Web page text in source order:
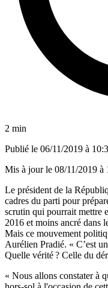
2 min
Publié le 06/11/2019 à
Mis à jour le 08/11/2019 à
Le président de la
cadres du parti pour
scrutin qui pourrait mettre
2016 et moins ancré dans
Mais ce mouvement
Aurélien Pradié. « C’est
Quelle vérité ? Celle du
« Nous allons constater à